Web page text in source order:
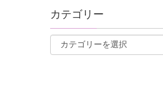
カテゴリー